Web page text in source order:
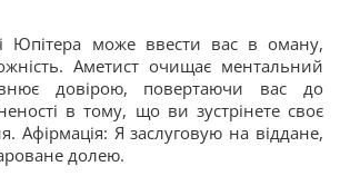
Юпітера може ввести вас в оману,
Аметист очищає ментальний
довірою, повертаючи вас до
в тому, що ви зустрінете своє
Афірмація: Я заслуговую на віддане,
долею.